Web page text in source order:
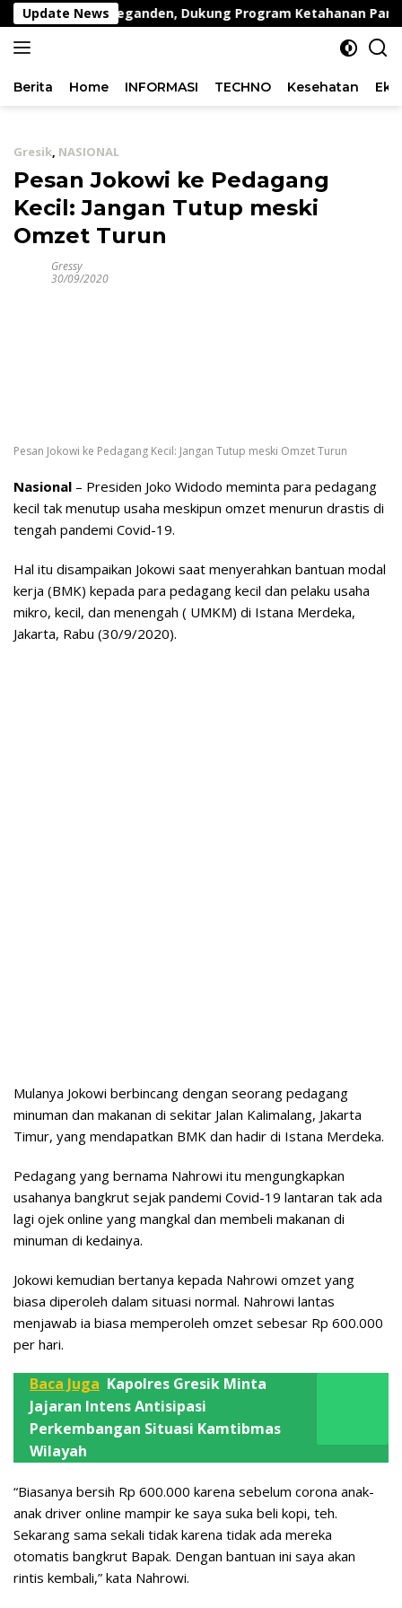
Langsung
ke
konten
Update News
di Desa Peganden, Dukung Program Ketahanan Pangan
Berita Home INFORMASI TECHNO Kesehatan
Gresik, NASIONAL
Pesan Jokowi ke Pedagang
Kecil: Jangan Tutup meski
Omzet Turun
Gressy
30/09/2020
Pesan Jokowi ke Pedagang Kecil: Jangan Tutup meski Omzet Turun
Nasional – Presiden Joko Widodo meminta para pedagang
kecil tak menutup usaha meskipun omzet menurun drastis di
tengah pandemi Covid-19.
Hal itu disampaikan Jokowi saat menyerahkan bantuan modal
kerja (BMK) kepada para pedagang kecil dan pelaku usaha
mikro, kecil, dan menengah ( UMKM) di Istana Merdeka,
Jakarta, Rabu (30/9/2020).
Mulanya Jokowi berbincang dengan seorang pedagang
minuman dan makanan di sekitar Jalan Kalimalang, Jakarta
Timur, yang mendapatkan BMK dan hadir di Istana Merdeka.
Pedagang yang bernama Nahrowi itu mengungkapkan
usahanya bangkrut sejak pandemi Covid-19 lantaran tak ada
lagi ojek online yang mangkal dan membeli makanan di
minuman di kedainya.
Jokowi kemudian bertanya kepada Nahrowi omzet yang
biasa diperoleh dalam situasi normal. Nahrowi lantas
menjawab ia biasa memperoleh omzet sebesar Rp 600.000
per hari.
Baca Juga Kapolres Gresik Minta
Jajaran Intens Antisipasi
Perkembangan Situasi Kamtibmas
Wilayah
“Biasanya bersih Rp 600.000 karena sebelum corona anak-
anak driver online mampir ke saya suka beli kopi, teh.
Sekarang sama sekali tidak karena tidak ada mereka
otomatis bangkrut Bapak. Dengan bantuan ini saya akan
rintis kembali,” kata Nahrowi.